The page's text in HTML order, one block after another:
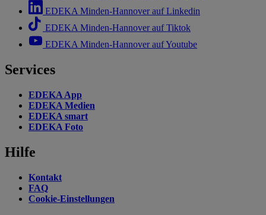
EDEKA Minden-Hannover auf Linkedin
EDEKA Minden-Hannover auf Tiktok
EDEKA Minden-Hannover auf Youtube
Services
EDEKA App
EDEKA Medien
EDEKA smart
EDEKA Foto
Hilfe
Kontakt
FAQ
Cookie-Einstellungen